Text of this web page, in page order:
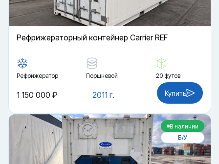
Рефрижераторный контейнер Carrier REF
Рефрижератор Поршневой 20 футов
2011 г.
1 150 000 ₽ Купить
В наличии
Б/У